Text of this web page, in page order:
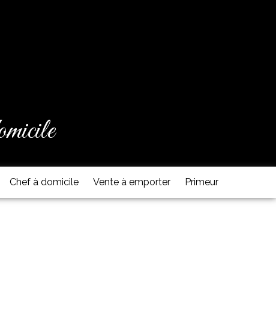
Chef à domicile Vente à emporter Primeur